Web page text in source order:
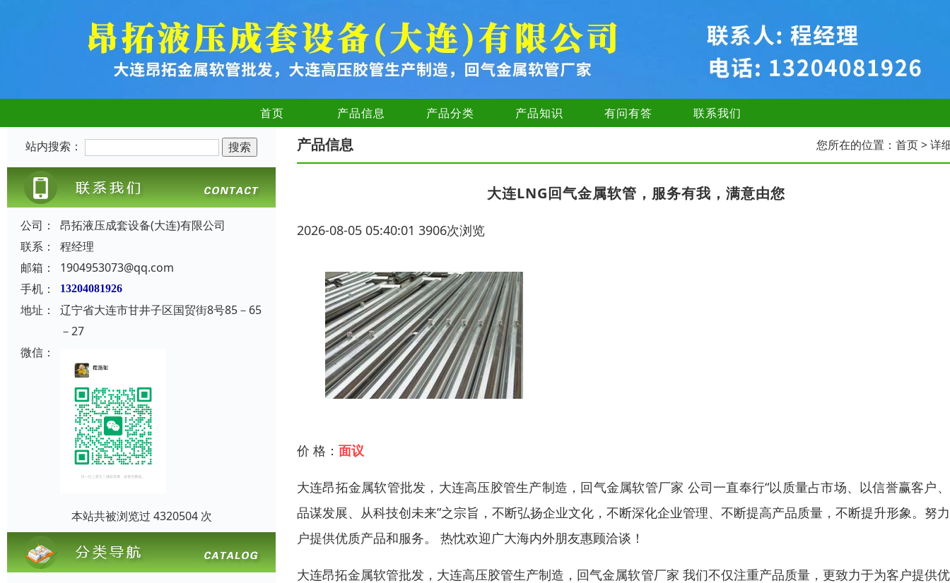
首页 产品信息 产品分类 产品知识 有问有答 联系我们
站内搜索：
公司：
昂拓液压成套设备(大连)有限公司
联系：
程经理
邮箱：
1904953073@qq.com
手机：
13204081926
地址：
辽宁省大连市甘井子区国贸街8号85－65
－27
微信：
本站共被浏览过 4320504 次
产品信息 您所在的位置： 首页> 详
大连LNG回气金属软管，服务有我，满意由您
2026-08-05 05:40:01 3906次浏览
价 格： 面议
大连昂拓金属软管批发，大连高压胶管生产制造，回气金属软管厂家 公司一直奉行“以质量占市场、以信誉赢客户
品谋发展、从科技创未来”之宗旨，不断弘扬企业文化，不断深化企业管理、不断提高产品质量，不断提升形象。努
户提供优质产品和服务。 热忱欢迎广大海内外朋友惠顾洽谈！
大连昂拓金属软管批发，大连高压胶管生产制造，回气金属软管厂家 我们不仅注重产品质量，更致力于为客户提供